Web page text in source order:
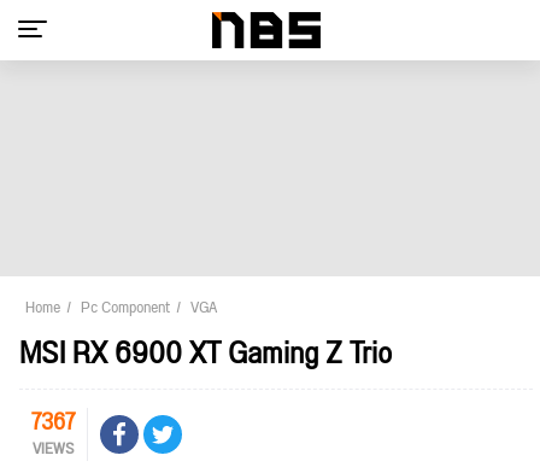
Home Pc Component VGA
MSI RX 6900 XT Gaming Z Trio
7367
VIEWS